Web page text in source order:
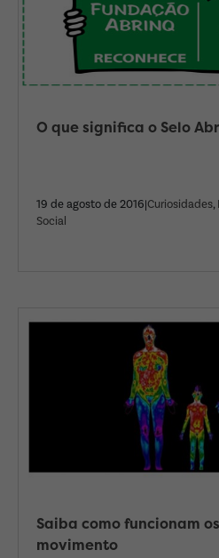
O que significa o Selo
19 de agosto de 2016|Curiosidades,
Social
Saiba como funcionam
movimento